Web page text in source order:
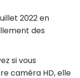
2022 en
des
si vous
caméra HD, elle